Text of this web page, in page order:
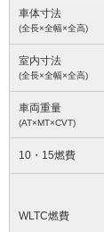
車体寸法
(全長×全幅×全高)
室内寸法
(全長×全幅×全高)
車両重量
(AT×MT×CVT)
10・15燃費
WLTC燃費